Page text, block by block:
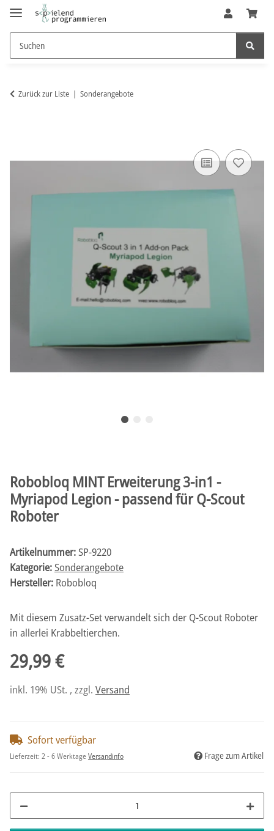
Zurück zur Liste Sonderangebote
Robobloq MINT Erweiterung 3-in1 -
Myriapod Legion - passend für Q-Scout
Roboter
Artikelnummer:SP-9220
Kategorie:Sonderangebote
Hersteller: Robobloq
Mit diesem Zusatz-Set verwandelt sich der Q-Scout Roboter
in allerlei Krabbeltierchen.
29,99 €
inkl. 19% USt. , zzgl. Versand
Sofort verfügbar
Lieferzeit: 2 - 6 WerktageVersandinfo Frage zum Artikel